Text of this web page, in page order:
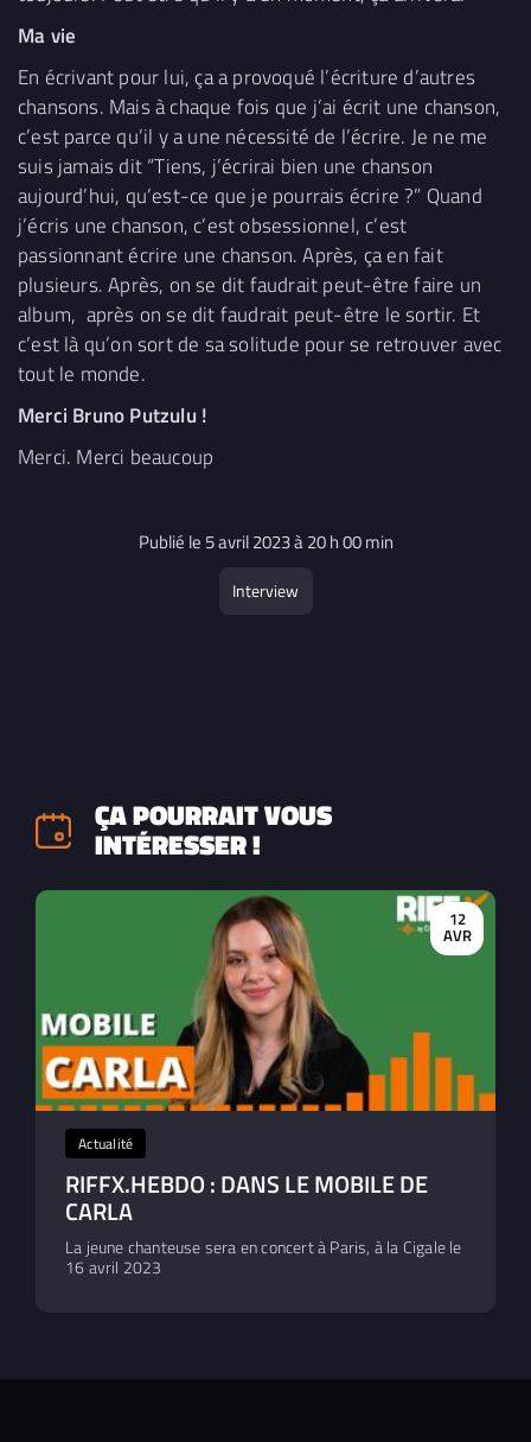
Ma vie
En écrivant pour lui, ça a provoqué l’écriture d’autres
chansons. Mais à chaque fois que j’ai écrit une chanson,
c’est parce qu’il y a une nécessité de l’écrire. Je ne me
suis jamais dit “Tiens, j’écrirai bien une chanson
aujourd’hui, qu’est-ce que je pourrais écrire ?” Quand
j’écris une chanson, c’est obsessionnel, c’est
passionnant écrire une chanson. Après, ça en fait
plusieurs. Après, on se dit faudrait peut-être faire un
album, après on se dit faudrait peut-être le sortir. Et
c’est là qu’on sort de sa solitude pour se retrouver avec
tout le monde.
Merci Bruno Putzulu !
Merci. Merci beaucoup
Publié le 5 avril 2023 à 20 h 00 min
Interview
ÇA POURRAIT VOUS
INTÉRESSER !
12
AVR
Actualité
RIFFX.HEBDO : DANS LE MOBILE DE
CARLA
La jeune chanteuse sera en concert à Paris, à la Cigale le
16 avril 2023